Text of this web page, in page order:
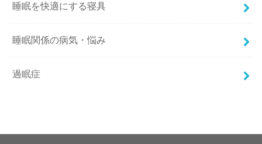
睡眠を快適にする寝具
睡眠関係の病気・悩み
過眠症